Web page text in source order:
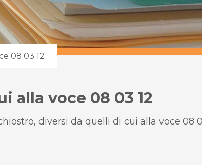
08 03 12
alla voce 08 03 12
diversi da quelli di cui alla voce 08